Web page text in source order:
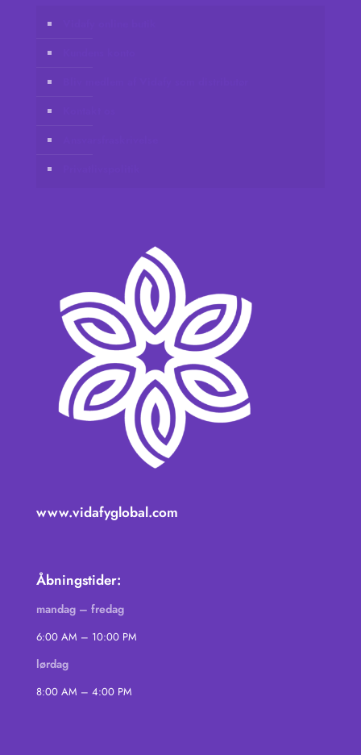
www.vidafyglobal.com
Åbningstider:
mandag – fredag
6:00 AM – 10:00 PM
lørdag
8:00 AM – 4:00 PM